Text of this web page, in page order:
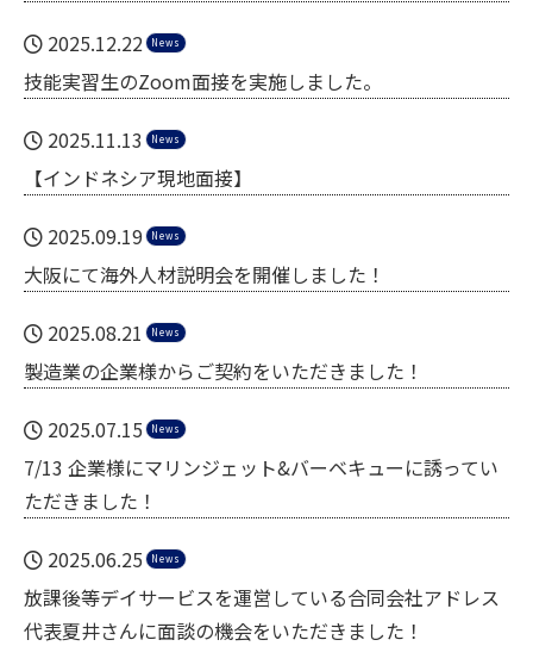
2025.12.22 News
技能実習生のZoom面接を実施しました。
2025.11.13 News
【インドネシア現地面接】
2025.09.19 News
大阪にて海外人材説明会を開催しました！
2025.08.21 News
製造業の企業様からご契約をいただきました！
2025.07.15 News
7/13 企業様にマリンジェット&バーベキューに誘ってい
ただきました！
2025.06.25 News
放課後等デイサービスを運営している合同会社アドレス
代表夏井さんに面談の機会をいただきました！